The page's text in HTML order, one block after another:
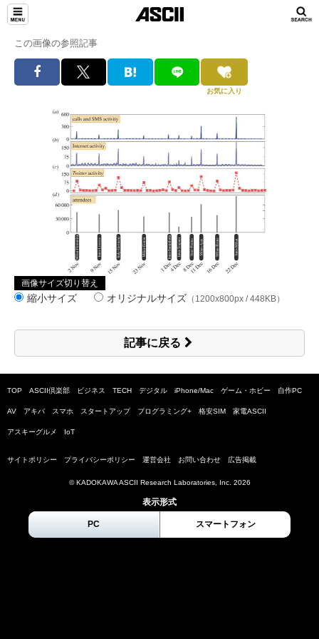
この画像の参照記事
お気に入り
画像サイズ切り替え
縮小サイズ オリジナルサイズ （1200x800px / 448KB）
記事に戻る
TOP ASCII倶楽部 ビジネス TECH デジタル iPhone/Mac ゲーム・ホビー 自作PC
AV アキバ スマホ スタートアップ プログラミング+ 格安SIM 家電ASCII
アスキーグルメ IoT
サイトポリシー プライバシーポリシー 運営会社 お問い合わせ 広告掲載
© KADOKAWA ASCII Research Laboratories, Inc. 2026
表示形式
PC スマートフォン